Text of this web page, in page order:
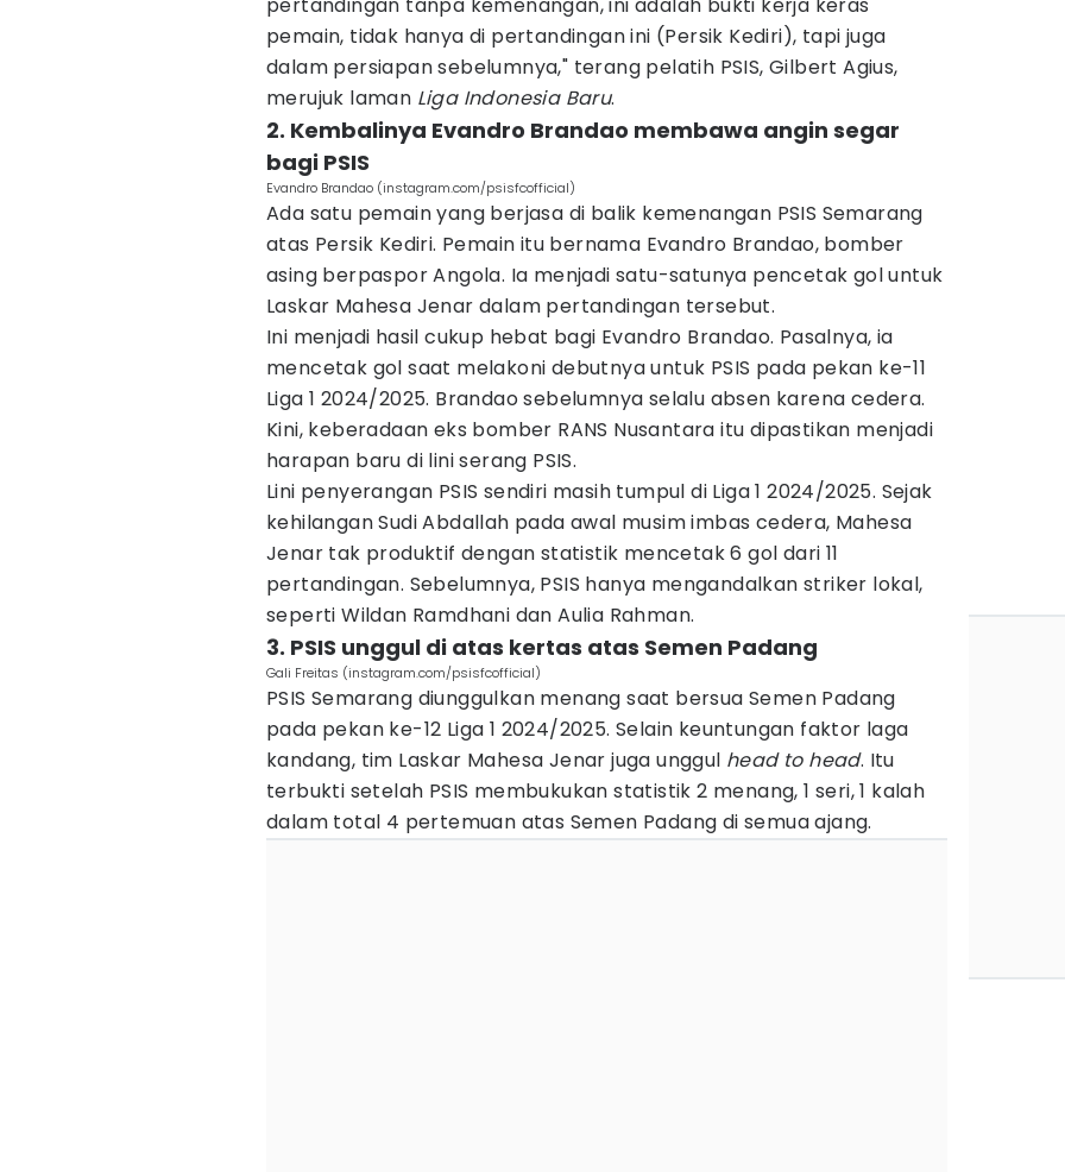
pemain, tidak hanya di pertandingan ini (Persik Kediri), tapi juga
dalam persiapan sebelumnya," terang pelatih PSIS, Gilbert Agius,
merujuk laman Liga Indonesia Baru.
2. Kembalinya Evandro Brandao membawa angin segar
bagi PSIS
Evandro Brandao (instagram.com/psisfcofficial)
Ada satu pemain yang berjasa di balik kemenangan PSIS Semarang
atas Persik Kediri. Pemain itu bernama Evandro Brandao, bomber
asing berpaspor Angola. Ia menjadi satu-satunya pencetak gol untuk
Laskar Mahesa Jenar dalam pertandingan tersebut.
Ini menjadi hasil cukup hebat bagi Evandro Brandao. Pasalnya, ia
mencetak gol saat melakoni debutnya untuk PSIS pada pekan ke-11
Liga 1 2024/2025. Brandao sebelumnya selalu absen karena cedera.
Kini, keberadaan eks bomber RANS Nusantara itu dipastikan menjadi
harapan baru di lini serang PSIS.
Lini penyerangan PSIS sendiri masih tumpul di Liga 1 2024/2025. Sejak
kehilangan Sudi Abdallah pada awal musim imbas cedera, Mahesa
Jenar tak produktif dengan statistik mencetak 6 gol dari 11
pertandingan. Sebelumnya, PSIS hanya mengandalkan striker lokal,
seperti Wildan Ramdhani dan Aulia Rahman.
3. PSIS unggul di atas kertas atas Semen Padang
Gali Freitas (instagram.com/psisfcofficial)
PSIS Semarang diunggulkan menang saat bersua Semen Padang
pada pekan ke-12 Liga 1 2024/2025. Selain keuntungan faktor laga
kandang, tim Laskar Mahesa Jenar juga unggul head to head. Itu
terbukti setelah PSIS membukukan statistik 2 menang, 1 seri, 1 kalah
dalam total 4 pertemuan atas Semen Padang di semua ajang.